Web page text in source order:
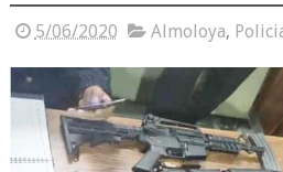
5/06/2020 Almoloya,